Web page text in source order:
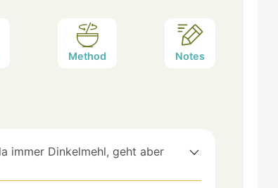
Method Notes
immer Dinkelmehl, geht aber